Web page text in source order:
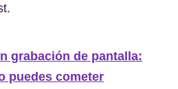
grabación de pantalla:
puedes cometer